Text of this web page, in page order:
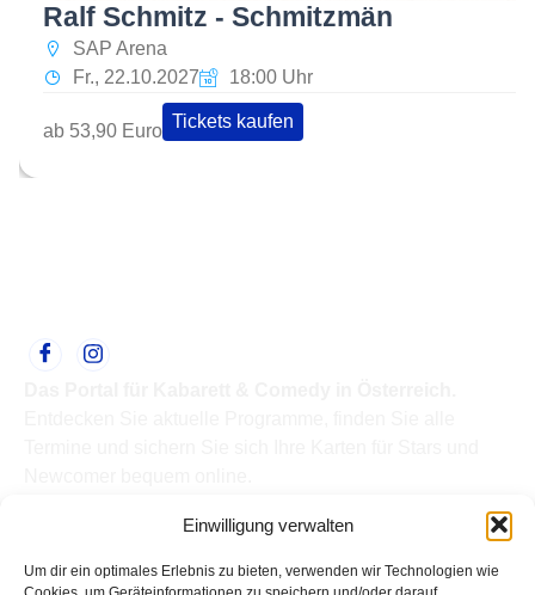
Einwilligung verwalten
Um dir ein optimales Erlebnis zu bieten, verwenden wir Technologien wie
Ralf Schmitz - Schmitzmän
SAP Arena
Fr., 22.10.2027
18:00 Uhr
ab 53,90 Euro Tickets kaufen
Termine